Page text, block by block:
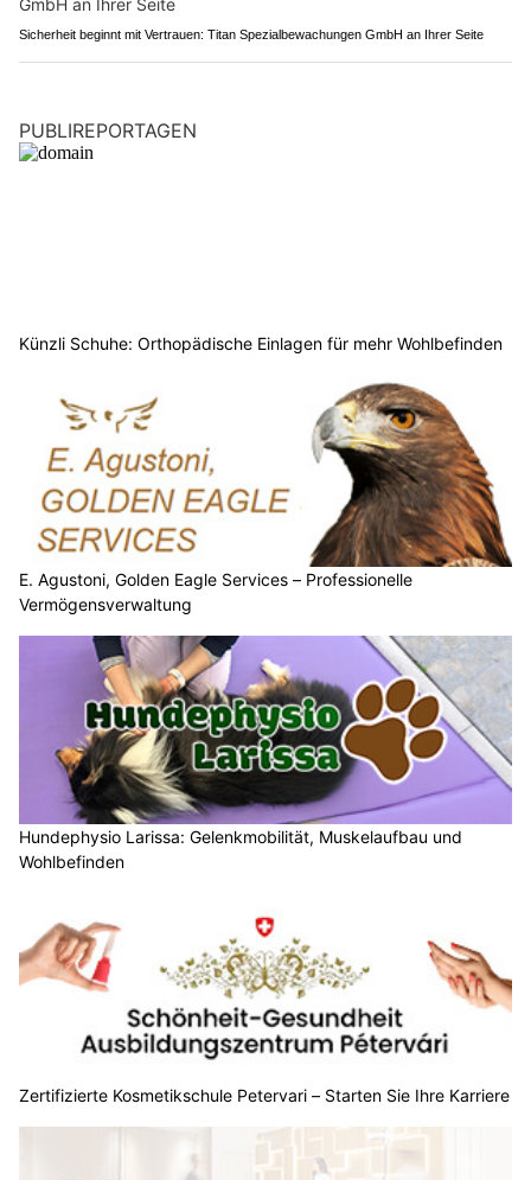
Sicherheit beginnt mit Vertrauen: Titan Spezialbewachungen GmbH an Ihrer Seite
PUBLIREPORTAGEN
Künzli Schuhe: Orthopädische Einlagen für mehr Wohlbefinden
E. Agustoni, Golden Eagle Services – Professionelle
Vermögensverwaltung
Hundephysio Larissa: Gelenkmobilität, Muskelaufbau und
Wohlbefinden
Zertifizierte Kosmetikschule Petervari – Starten Sie Ihre Karriere